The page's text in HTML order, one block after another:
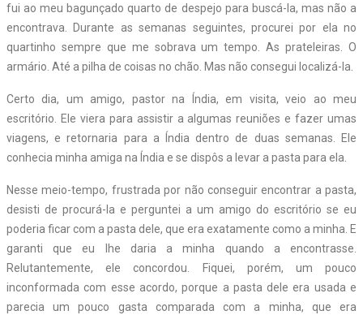
fui ao meu bagunçado quarto de despejo para buscá-la, mas não a
encontrava. Durante as semanas seguintes, procurei por ela no
quartinho sempre que me sobrava um tempo. As prateleiras. O
armário. Até a pilha de coisas no chão. Mas não consegui localizá-la.
Certo dia, um amigo, pastor na Índia, em visita, veio ao meu
escritório. Ele viera para assistir a algumas reuniões e fazer umas
viagens, e retornaria para a Índia dentro de duas semanas. Ele
conhecia minha amiga na Índia e se dispôs a levar a pasta para ela.
Nesse meio-tempo, frustrada por não conseguir encontrar a pasta,
desisti de procurá-la e perguntei a um amigo do escritório se eu
poderia ficar com a pasta dele, que era exatamente como a minha. E
garanti que eu lhe daria a minha quando a encontrasse.
Relutantemente, ele concordou. Fiquei, porém, um pouco
inconformada com esse acordo, porque a pasta dele era usada e
parecia um pouco gasta comparada com a minha, que era